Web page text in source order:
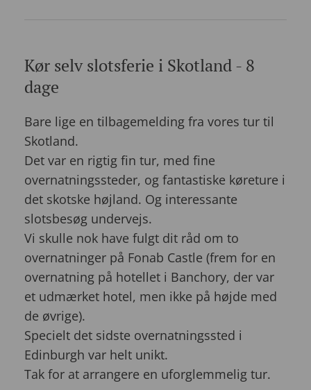
Kør selv slotsferie i Skotland - 8
dage
Bare lige en tilbagemelding fra vores tur til
Skotland.
Det var en rigtig fin tur, med fine
overnatningssteder, og fantastiske køreture i
det skotske højland. Og interessante
slotsbesøg undervejs.
Vi skulle nok have fulgt dit råd om to
overnatninger på Fonab Castle (frem for en
overnatning på hotellet i Banchory, der var
et udmærket hotel, men ikke på højde med
de øvrige).
Specielt det sidste overnatningssted i
Edinburgh var helt unikt.
Tak for at arrangere en uforglemmelig tur.